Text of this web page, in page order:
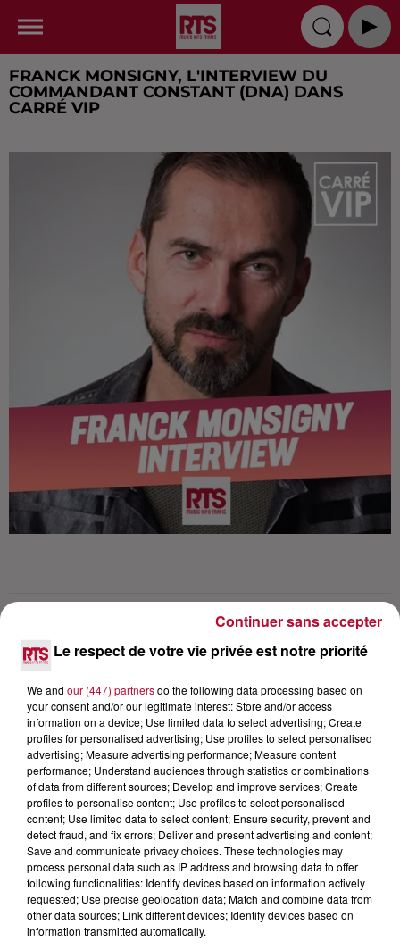
FRANCK MONSIGNY, L'INTERVIEW DU
COMMANDANT CONSTANT (DNA) DANS
CARRÉ VIP
RTS
1er juillet 2020 - 17 min 55 sec
FRANCK MONSIGNY, L'INTERVIEW DU
COMMANDANT CONSTANT (DNA) DANS
CARRÉ VIP
Rencontre avec le commandant Martin Constant de
la série de TF1, Demain Nous Appartient. Dans la vrai
vie, il est Franck Monsigny, comédien pluridisciplinaire,
réalisateur, dramaturge, doubleur de voix... Franck
Le respect de votre vie privée est notre priorité
We and our (447) partnersdo the following data processing based on
your consent and/or our legitimate interest: Store and/or access
information on a device; Use limited data to select advertising; Create
profiles for personalised advertising; Use profiles to select personalised
advertising; Measure advertising performance; Measure content
performance; Understand audiences through statistics or combinations
of data from different sources; Develop and improve services; Create
profiles to personalise content; Use profiles to select personalised
content; Use limited data to select content; Ensure security, prevent and
detect fraud, and fix errors; Deliver and present advertising and content;
Save and communicate privacy choices. These technologies may
process personal data such as IP address and browsing data to offer
following functionalities: Identify devices based on information actively
requested; Use precise geolocation data; Match and combine data from
other data sources; Link different devices; Identify devices based on
information transmitted automatically.
Continuer sans accepter